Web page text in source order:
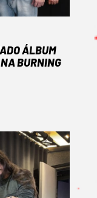
ÁLBUM
BURNING